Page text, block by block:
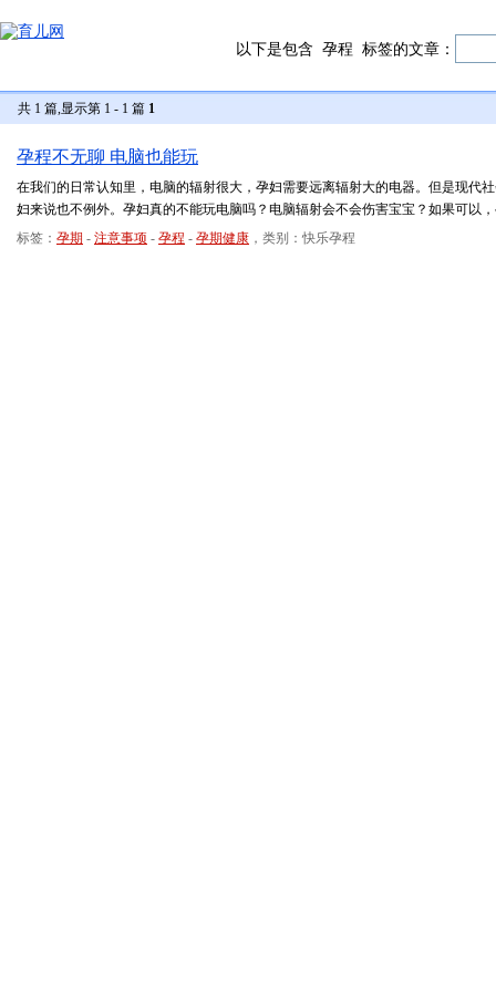
以下是包含 孕程 标签的文章：
共 1 篇,显示第 1 - 1 篇 1
孕程不无聊 电脑也能玩
在我们的日常认知里，电脑的辐射很大，孕妇需要远离辐射大的电器。但是现代
妇来说也不例外。孕妇真的不能玩电脑吗？电脑辐射会不会伤害宝宝？如果可以
标签： 孕期 - 注意事项 - 孕程 - 孕期健康 ，类别：快乐孕程